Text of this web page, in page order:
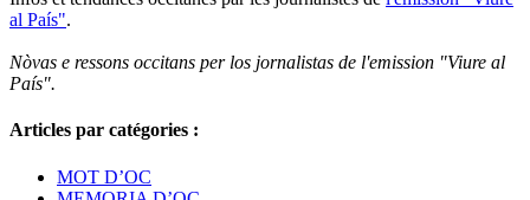
al País".
Nòvas e ressons occitans per los jornalistas de l'emission "Viure al
País".
Articles par catégories :
MOT D’OC